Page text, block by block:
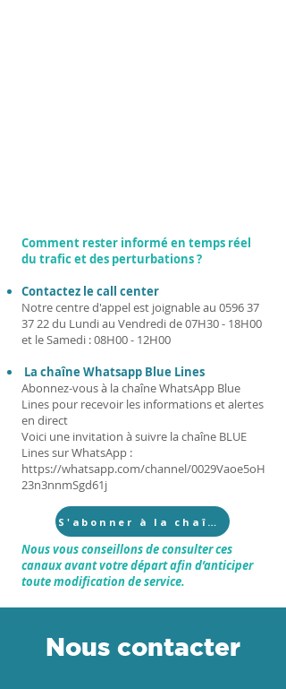
S'abonner à la chaîne
Comment rester informé en temps réel
du trafic et des perturbations ?
Contactez le call center
Notre centre d'appel est joignable au 0596 37
37 22du Lundi au Vendredi de 07H30 - 18H00
et le Samedi : 08H00 - 12H00
La chaîne Whatsapp Blue Lines
Abonnez-vous à la chaîne WhatsApp Blue
Lines pour recevoir les informations et alertes
en direct
Voici une invitation à suivre la chaîne BLUE
Lines sur WhatsApp :
https://whatsapp.com/channel/0029Vaoe5oH
23n3nnmSgd61j
Nous vous conseillons de consulter ces
canaux avant votre départ afin d’anticiper
toute modification de service.
Nous contacter